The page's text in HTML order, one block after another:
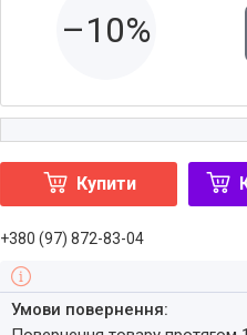
–10%
Купити
+380 (97) 872-83-04